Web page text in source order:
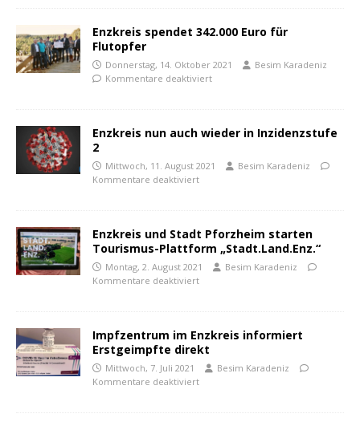
Enzkreis spendet 342.000 Euro für
Flutopfer
Donnerstag, 14. Oktober 2021
Besim Karadeniz
Kommentare deaktiviert
Enzkreis nun auch wieder in Inzidenzstufe
2
Mittwoch, 11. August 2021
Besim Karadeniz
Kommentare deaktiviert
Enzkreis und Stadt Pforzheim starten
Tourismus-Plattform „Stadt.Land.Enz.“
Montag, 2. August 2021
Besim Karadeniz
Kommentare deaktiviert
Impfzentrum im Enzkreis informiert
Erstgeimpfte direkt
Mittwoch, 7. Juli 2021
Besim Karadeniz
Kommentare deaktiviert